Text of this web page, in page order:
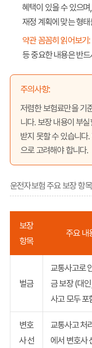
혜택이 있을 수 있으
재정 계획에 맞는 형
약관 꼼꼼히 읽어보기:
등 중요한 내용은 반
주의사항:
저렴한 보험료만을 기
니다. 보장 내용이 부
받지 못할 수 있습니다
으로 고려해야 합니다.
운전자보험 주요 보장 항
보장
항목
주요 내
벌금
교통사고로
금 보장 (대
사고 모두 포
변호
사 선
교통사고 처
에서 변호사